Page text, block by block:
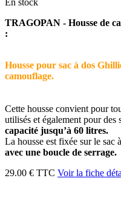
TRAGOPAN - Housse de
:
Housse pour sac à dos
camouflage.
Cette housse convient pour
utilisés et également pour des
capacité jusqu’à 60 litres.
La housse est fixée sur le sac
avec une boucle de serrage.
29.00 € TTC Voir la fiche